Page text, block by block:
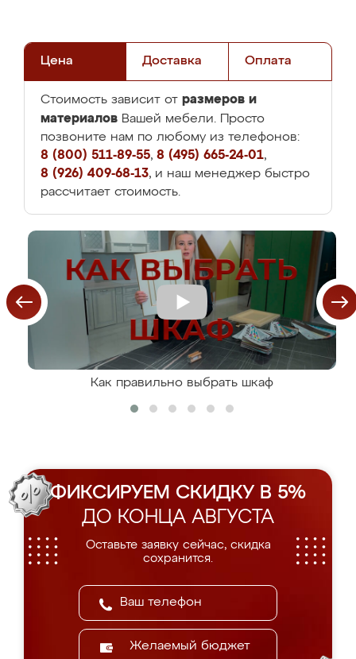
Цена Доставка Оплата
Стоимость зависит от размеров и
материалов Вашей мебели. Просто
позвоните нам по любому из телефонов:
8 (800) 511-89-55, 8 (495) 665-24-01,
8 (926) 409-68-13, и наш менеджер быстро
рассчитает стоимость.
Как правильно выбрать шкаф
ФИКСИРУЕМ СКИДКУ В 5%
ДО КОНЦА АВГУСТА
Оставьте заявку сейчас, скидка
сохранится.
Желаемый бюджет